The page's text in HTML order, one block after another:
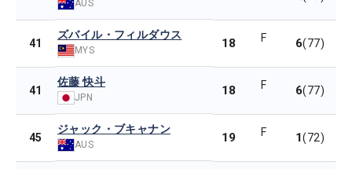
AUS
41
ズバイル・フィルダウス
MYS 18 F 6(77)
41
佐藤 快斗
JPN 18 F 6(77)
45
ジャック・ブキャナン
AUS 19 F 1(72)